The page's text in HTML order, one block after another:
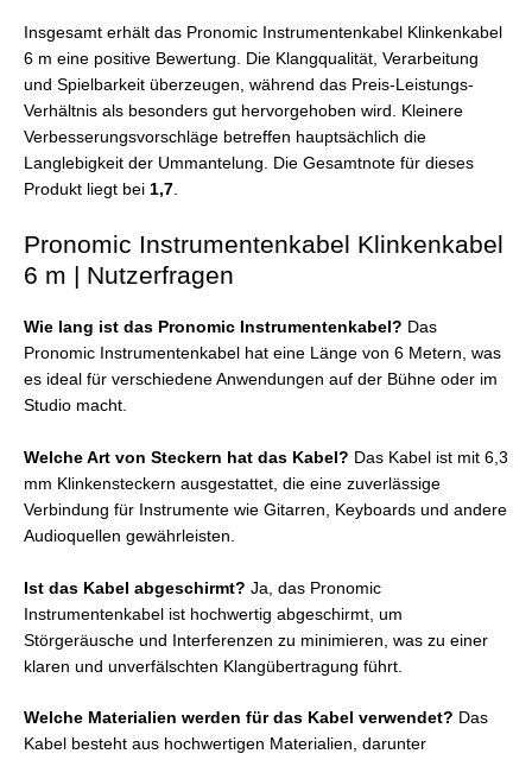
Insgesamt erhält das Pronomic Instrumentenkabel Klinkenkabel
6 m eine positive Bewertung. Die Klangqualität, Verarbeitung
und Spielbarkeit überzeugen, während das Preis-Leistungs-
Verhältnis als besonders gut hervorgehoben wird. Kleinere
Verbesserungsvorschläge betreffen hauptsächlich die
Langlebigkeit der Ummantelung. Die Gesamtnote für dieses
Produkt liegt bei 1,7
Pronomic Instrumentenkabel Klinkenkabel
6 m | Nutzerfragen
Wie lang ist das Pronomic Instrumentenkabel? Das
Pronomic Instrumentenkabel hat eine Länge von 6 Metern, was
es ideal für verschiedene Anwendungen auf der Bühne oder im
Studio macht.
Welche Art von Steckern hat das Kabel? Das Kabel ist mit 6,3
mm Klinkensteckern ausgestattet, die eine zuverlässige
Verbindung für Instrumente wie Gitarren, Keyboards und andere
Audioquellen gewährleisten.
Ist das Kabel abgeschirmt? Ja, das Pronomic
Instrumentenkabel ist hochwertig abgeschirmt, um
Störgeräusche und Interferenzen zu minimieren, was zu einer
klaren und unverfälschten Klangübertragung führt.
Welche Materialien werden für das Kabel verwendet? Das
Kabel besteht aus hochwertigen Materialien, darunter